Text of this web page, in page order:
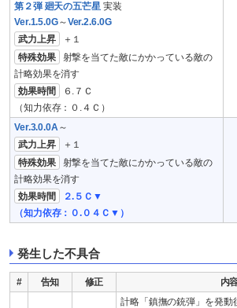
第２弾 廻天の五芒星 実装
Ver.1.5.0G～Ver.2.6.0G
武力上昇
＋１
特殊効果
射撃を当てた敵にかかっている敵の
計略効果を消す
効果時間
６.７Ｃ
（知力依存：０.４Ｃ）
Ver.3.0.0A ～
武力上昇
＋１
特殊効果
射撃を当てた敵にかかっている敵の
計略効果を消す
効果時間
２.５Ｃ▼
（知力依存：０.０４Ｃ▼）
発生した不具合
# 告知 修正 内
計略「鎮撫の銃弾」を発動